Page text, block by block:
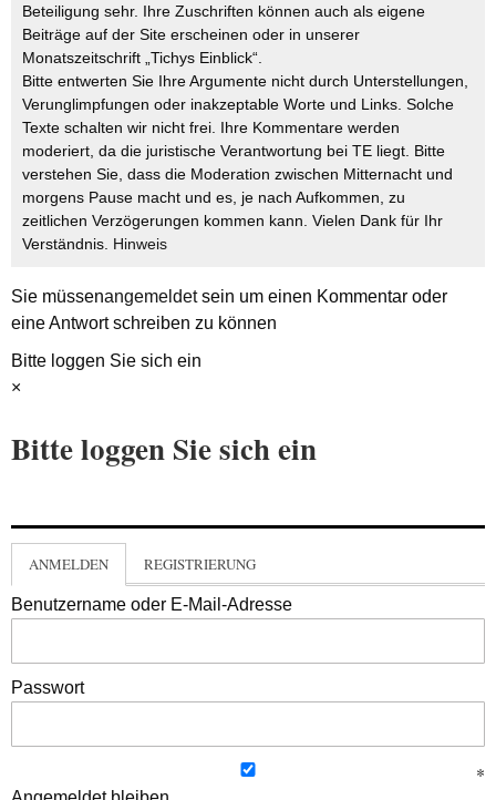
Beteiligung sehr. Ihre Zuschriften können auch als eigene
Beiträge auf der Site erscheinen oder in unserer
Monatszeitschrift „Tichys Einblick“.
Bitte entwerten Sie Ihre Argumente nicht durch Unterstellungen,
Verunglimpfungen oder inakzeptable Worte und Links. Solche
Texte schalten wir nicht frei. Ihre Kommentare werden
moderiert, da die juristische Verantwortung bei TE liegt. Bitte
verstehen Sie, dass die Moderation zwischen Mitternacht und
morgens Pause macht und es, je nach Aufkommen, zu
zeitlichen Verzögerungen kommen kann. Vielen Dank für Ihr
Verständnis. Hinweis
Sie müssenangemeldetsein um einen Kommentar oder
eine Antwort schreiben zu können
Bitte loggen Sie sich ein
×
Bitte loggen Sie sich ein
ANMELDEN REGISTRIERUNG
Benutzername oder E-Mail-Adresse
Passwort